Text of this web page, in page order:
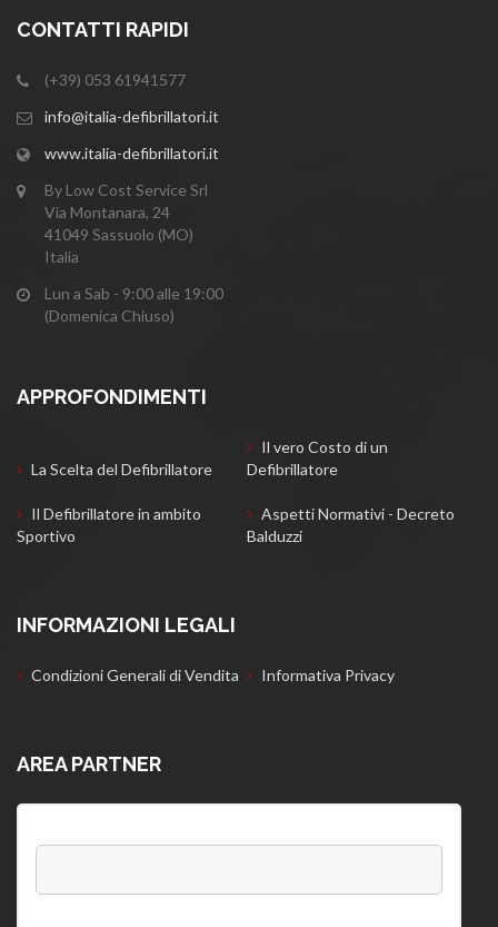
CONTATTI RAPIDI
(+39) 053 61941577
info@italia-defibrillatori.it
www.italia-defibrillatori.it
By Low Cost Service Srl
Via Montanara, 24
41049 Sassuolo (MO)
Italia
Lun a Sab - 9:00 alle 19:00
(Domenica Chiuso)
APPROFONDIMENTI
La Scelta del Defibrillatore
Il vero Costo di un
Defibrillatore
Il Defibrillatore in ambito
Sportivo
Aspetti Normativi - Decreto
Balduzzi
INFORMAZIONI LEGALI
Condizioni Generali di Vendita Informativa Privacy
AREA PARTNER